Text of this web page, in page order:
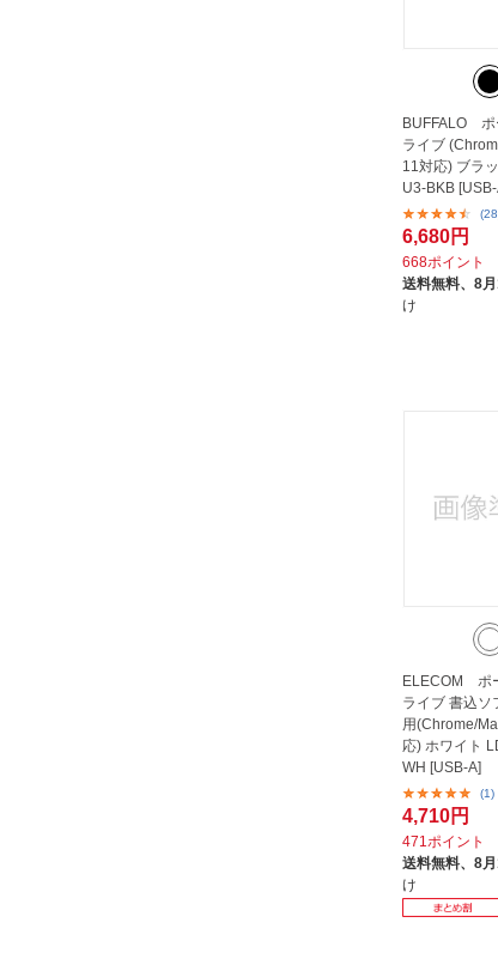
BUFFALO ポ
ライブ
11対応) ブラ
U3-BKB
6,680円
668ポイント
送料無料、 8月
け
ELECOM ポ
ライブ 書込
用(Chrome/
応) ホワイト
WH [USB-A]
(1)
4,710円
471ポイント
送料無料、 8月
け